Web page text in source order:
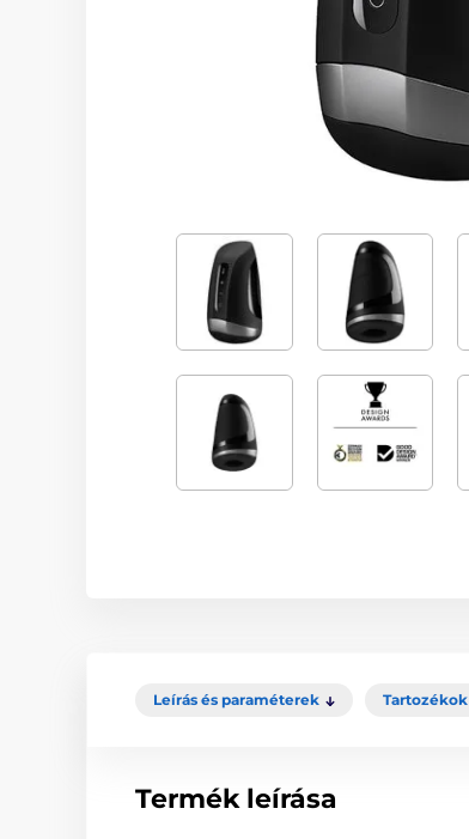
Leírás és paraméterek Tartozékok
Termék leírása